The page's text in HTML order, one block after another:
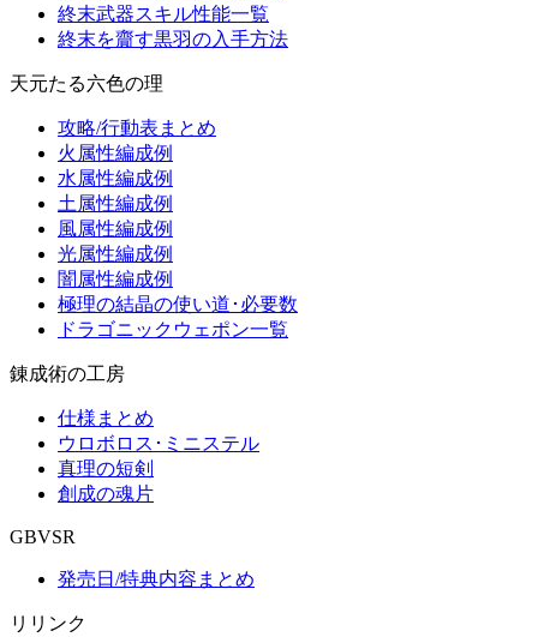
終末武器スキル性能一覧
終末を齎す黒羽の入手方法
天元たる六色の理
攻略/行動表まとめ
火属性編成例
水属性編成例
土属性編成例
風属性編成例
光属性編成例
闇属性編成例
極理の結晶の使い道･必要数
ドラゴニックウェポン一覧
錬成術の工房
仕様まとめ
ウロボロス･ミニステル
真理の短剣
創成の魂片
GBVSR
発売日/特典内容まとめ
リリンク